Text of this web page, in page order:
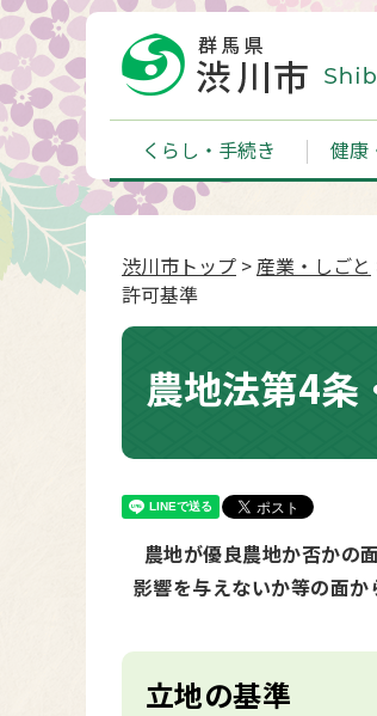
くらし・手続き 健康
渋川市トップ >産業・しごと
許可基準
農地法第4条
農地が優良農地か否かの
影響を与えないか等の面か
立地の基準